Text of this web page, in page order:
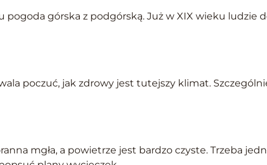
górska z podgórską. Już w XIX wieku ludzie
poczuć, jak zdrowy jest tutejszy klimat.
mgła, a powietrze jest bardzo czyste. Trzeba